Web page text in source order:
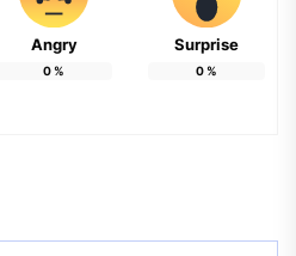
Angry
0%
Surprise
0%